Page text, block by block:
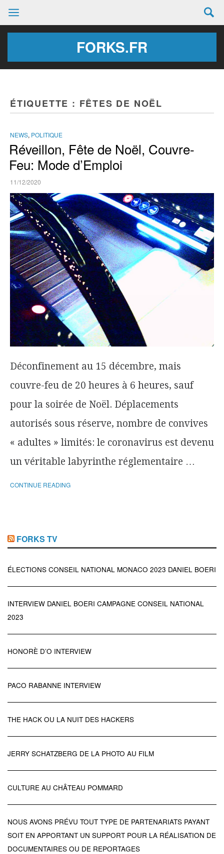
FORKS.FR
ÉTIQUETTE : FÊTES DE NOËL
NEWS, POLITIQUE
Réveillon, Fête de Noël, Couvre-
Feu: Mode d’Emploi
11/12/2020
Déconfinement au 15 décembre, mais
couvre-feu de 20 heures à 6 heures, sauf
pour la soirée de Noël. Déplacements
autorisés sous réserve, nombre de convives
« adultes » limités: le coronavirus est devenu
un véritable labyrinthe réglementaire …
CONTINUE READING
FORKS TV
ÉLECTIONS CONSEIL NATIONAL MONACO 2023 DANIEL BOERI
INTERVIEW DANIEL BOERI CAMPAGNE CONSEIL NATIONAL
2023
HONORÈ D’O INTERVIEW
PACO RABANNE INTERVIEW
THE HACK OU LA NUIT DES HACKERS
JERRY SCHATZBERG DE LA PHOTO AU FILM
CULTURE AU CHÂTEAU POMMARD
NOUS AVONS PRÉVU TOUT TYPE DE PARTENARIATS PAYANT
SOIT EN APPORTANT UN SUPPORT POUR LA RÉALISATION DE
DOCUMENTAIRES OU DE REPORTAGES